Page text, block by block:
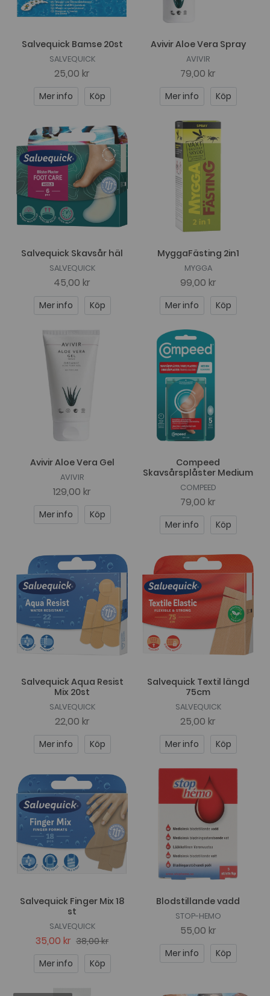
Salvequick Bamse 20st
SALVEQUICK
25,00 kr
Mer info Köp
Avivir Aloe Vera Spray
AVIVIR
79,00 kr
Mer info Köp
Salvequick Skavsår häl
SALVEQUICK
45,00 kr
Mer info Köp
MyggaFästing 2in1
MYGGA
99,00 kr
Mer info Köp
Avivir Aloe Vera Gel
AVIVIR
129,00 kr
Mer info Köp
Compeed
Skavsårsplåster Medium
COMPEED
79,00 kr
Mer info Köp
Salvequick Aqua Resist
Mix 20st
SALVEQUICK
22,00 kr
Mer info Köp
Salvequick Textil längd
75cm
SALVEQUICK
25,00 kr
Mer info Köp
Salvequick Finger Mix 18
st
SALVEQUICK
35,00 kr 38,00 kr
Mer info
Köp
Blodstillande vadd
STOP-HEMO
55,00 kr
Mer info Köp